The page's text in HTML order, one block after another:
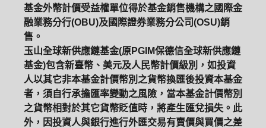
基金外幣計價受益權單位得於基金銷售機構之國際金
融業務分行(OBU)及國際證券業務分公司(OSU)銷
售。
玉山全球新供應鏈基金(原PGIM保德信全球新供應鏈
基金)包含新臺幣、美元及人民幣計價級別，如投資
人以其它非本基金計價幣別之貨幣換匯後投資本基金
者，須自行承擔匯率變動之風險，當本基金計價幣別
之貨幣相對於其它貨幣貶值時，將產生匯兌損失。此
外，因投資人與銀行進行外匯交易有賣價與買價之差